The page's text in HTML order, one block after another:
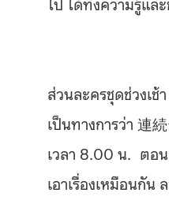
ส่วนละครชุดช่วงเ
เป็นทางการว่า 連
เวลา 8.00 น. ตอ
เอาเรื่องเหมือนกัน